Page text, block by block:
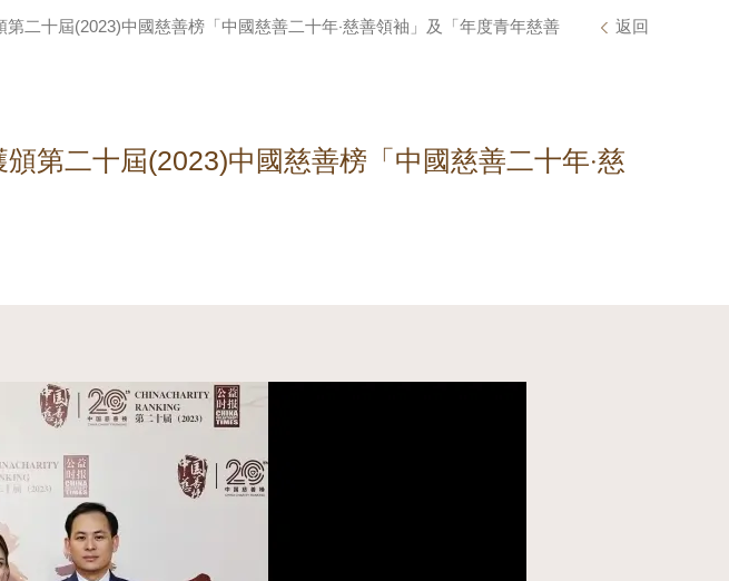
返回
二十屆(2023)中國慈善榜「中國慈善二十年‧慈善領袖」及「年度青年慈善
第二十屆(2023)中國慈善榜「中國慈善二十年‧慈